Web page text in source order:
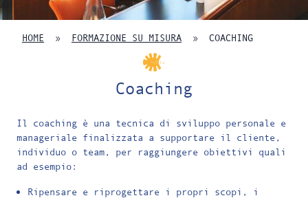
HOME » FORMAZIONE SU MISURA » COACHING
Coaching
Il coaching è una tecnica di sviluppo personale e
manageriale finalizzata a supportare il cliente,
individuo o team, per raggiungere obiettivi quali
ad esempio:
Ripensare e riprogettare i propri scopi, i